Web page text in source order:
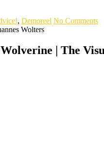
, Demoreel No Comments
Wolters
| The